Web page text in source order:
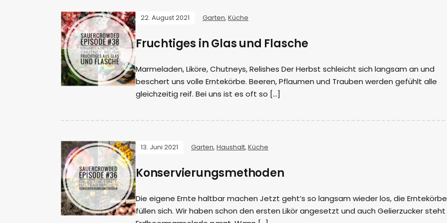
22. August 2021 Garten, Küche
Fruchtiges in Glas und Flasche
Marmeladen, Liköre, Chutneys, Relishes Der Herbst schleicht sich langsam an und
beschert uns volle Erntekörbe. Beeren, Pflaumen und Trauben werden gefühlt alle
gleichzeitig reif. Bei uns ist es oft so […]
13. Juni 2021 Garten, Haushalt, Küche
Konservierungsmethoden
Die eigene Ernte haltbar machen Jetzt geht’s so langsam wieder los, die Erntekörbe
füllen sich. Wir haben schon den ersten Likör angesetzt und auch Gelierzucker